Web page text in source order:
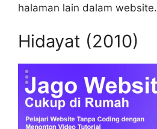
halaman lain dalam website.
Hidayat (2010)